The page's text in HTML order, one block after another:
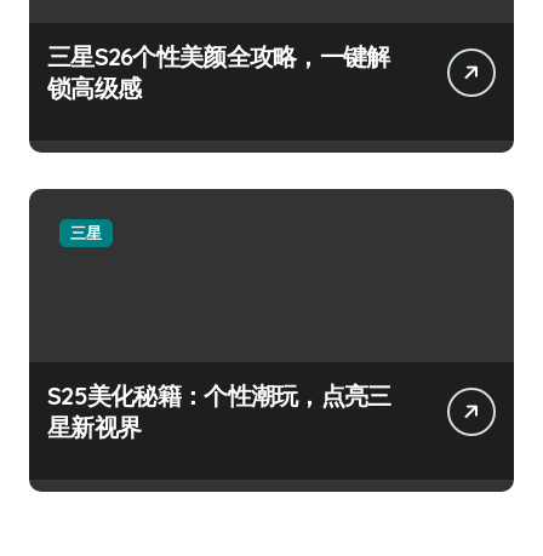
三星S26个性美颜全攻略，一键解
锁高级感
三星
S25美化秘籍：个性潮玩，点亮三
星新视界